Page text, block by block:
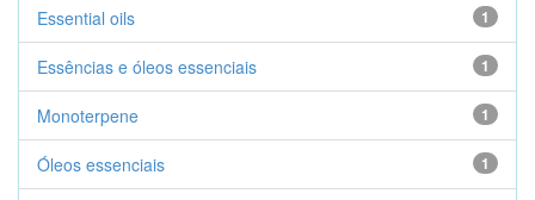
1
Essential oils
1
Essências e óleos essenciais
1
Monoterpene
1
Óleos essenciais